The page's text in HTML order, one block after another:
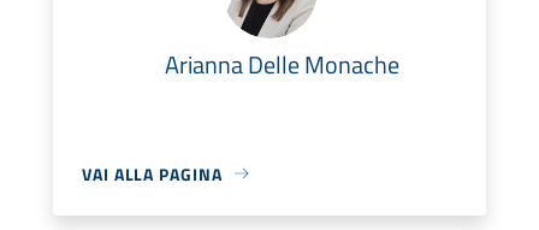
Arianna Delle Monache
VAI ALLA PAGINA